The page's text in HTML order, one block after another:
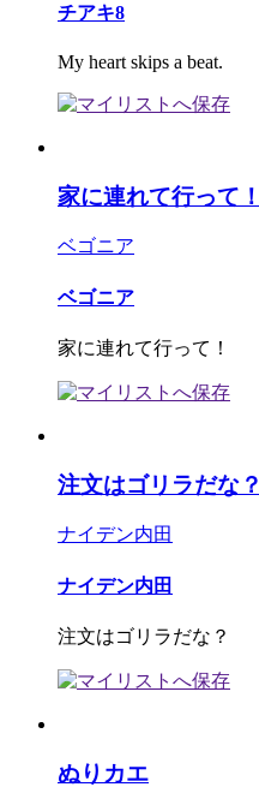
チアキ8
My heart skips a beat.
家に連れて行って！
ベゴニア
ベゴニア
家に連れて行って！
注文はゴリラだな？
ナイデン内田
ナイデン内田
注文はゴリラだな？
ぬりカエ